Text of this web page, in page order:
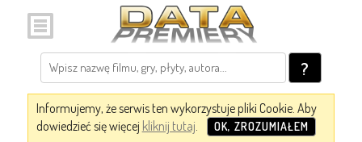
?
Informujemy, że serwis ten wykorzystuje pliki Cookie. Aby
dowiedzieć się więcej kliknij tutaj. OK, ZROZUMIAŁEM